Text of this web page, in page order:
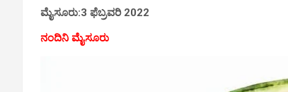
s
A
b
o
er
ಮೈಸೂರು:3 ಫೆಬ್ರವರಿ 2022
ನಂದಿನಿ ಮೈಸೂರು